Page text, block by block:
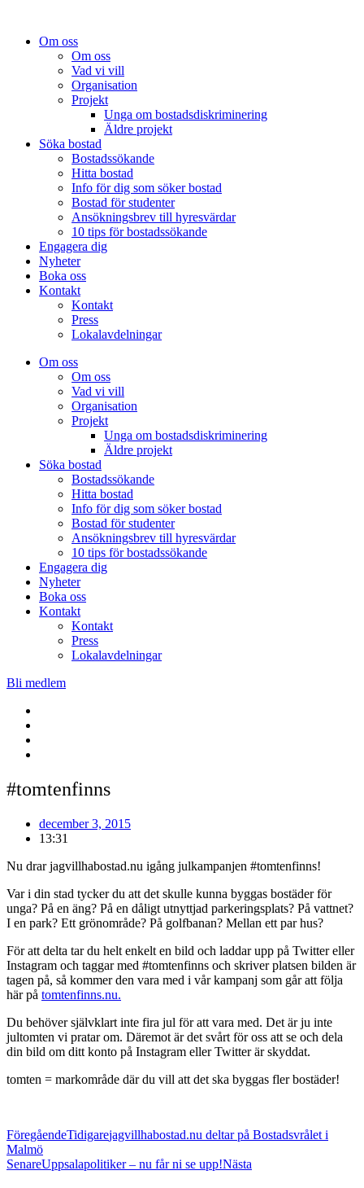
Om oss
Om oss
Vad vi vill
Organisation
Projekt
Unga om bostadsdiskriminering
Äldre projekt
Söka bostad
Bostadssökande
Hitta bostad
Info för dig som söker bostad
Bostad för studenter
Ansökningsbrev till hyresvärdar
10 tips för bostadssökande
Engagera dig
Nyheter
Boka oss
Kontakt
Kontakt
Press
Lokalavdelningar
Om oss
Om oss
Vad vi vill
Organisation
Projekt
Unga om bostadsdiskriminering
Äldre projekt
Söka bostad
Bostadssökande
Hitta bostad
Info för dig som söker bostad
Bostad för studenter
Ansökningsbrev till hyresvärdar
10 tips för bostadssökande
Engagera dig
Nyheter
Boka oss
Kontakt
Kontakt
Press
Lokalavdelningar
Bli medlem
#tomtenfinns
december 3, 2015
13:31
Nu drar jagvillhabostad.nu igång julkampanjen #tomtenfinns!
Var i din stad tycker du att det skulle kunna byggas bostäder för
unga? På en äng? På en dåligt utnyttjad parkeringsplats? På vattnet?
I en park? Ett grönområde? På golfbanan? Mellan ett par hus?
För att delta tar du helt enkelt en bild och laddar upp på Twitter eller
Instagram och taggar med #tomtenfinns och skriver platsen bilden är
tagen på, så kommer den vara med i vår kampanj som går att följa
här på tomtenfinns.nu.
Du behöver självklart inte fira jul för att vara med. Det är ju inte
jultomten vi pratar om. Däremot är det svårt för oss att se och dela
din bild om ditt konto på Instagram eller Twitter är skyddat.
tomten = markområde där du vill att det ska byggas fler bostäder!
FöregåendeTidigarejagvillhabostad.nu deltar på Bostadsvrålet i
Malmö
SenareUppsalapolitiker – nu får ni se upp!Nästa